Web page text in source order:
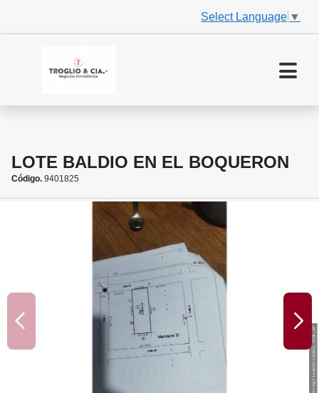
Select Language ▼
LOTE BALDIO EN EL BOQUERON
Código. 9401825